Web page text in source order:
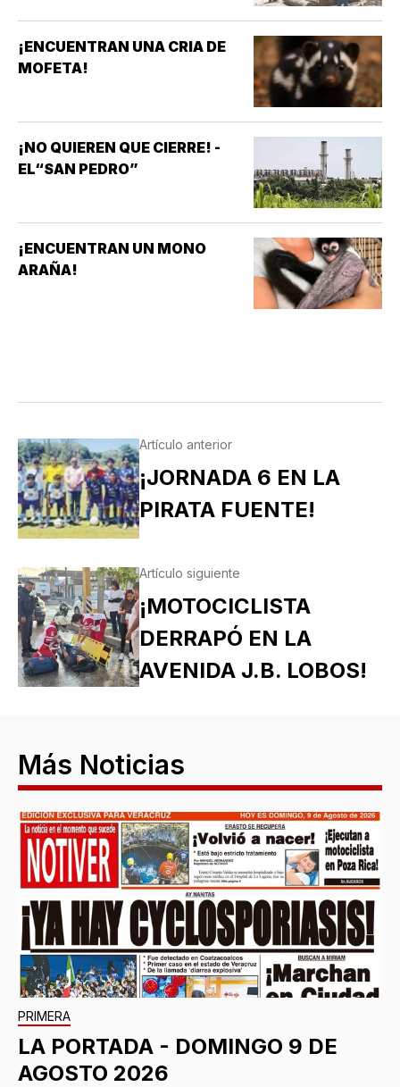
¡ENCUENTRAN UNA CRIA DE
MOFETA!
¡NO QUIEREN QUE CIERRE! -
EL“SAN PEDRO”
¡ENCUENTRAN UN MONO
ARAÑA!
Artículo anterior
¡JORNADA 6 EN LA
PIRATA FUENTE!
Artículo siguiente
¡MOTOCICLISTA
DERRAPÓ EN LA
AVENIDA J.B. LOBOS!
Más Noticias
PRIMERA
LA PORTADA - DOMINGO 9 DE
AGOSTO 2026